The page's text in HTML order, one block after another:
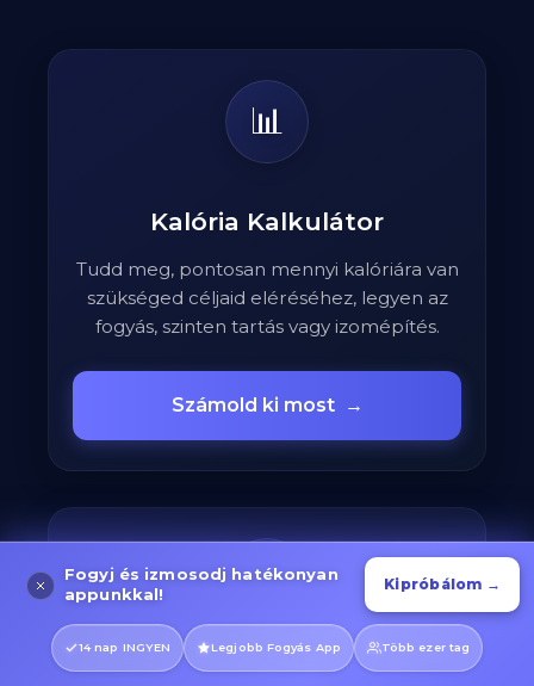
📊
Kalória Kalkulátor
Tudd meg, pontosan mennyi kalóriára van
szükséged céljaid eléréséhez, legyen az
fogyás, szinten tartás vagy izomépítés.
Számold ki most →
⚖️
BMI Kalkulátor
Fogyj és izmosodj hatékonyan
appunkkal!
Kipróbálom →
14 nap INGYEN Legjobb Fogyás App Több ezer tag